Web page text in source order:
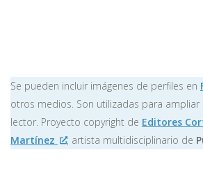
Se pueden incluir imágenes de perfiles en
otros medios. Son utilizadas para ampliar
lector. Proyecto copyright de Editores
Martínez
, artista multidisciplinario de